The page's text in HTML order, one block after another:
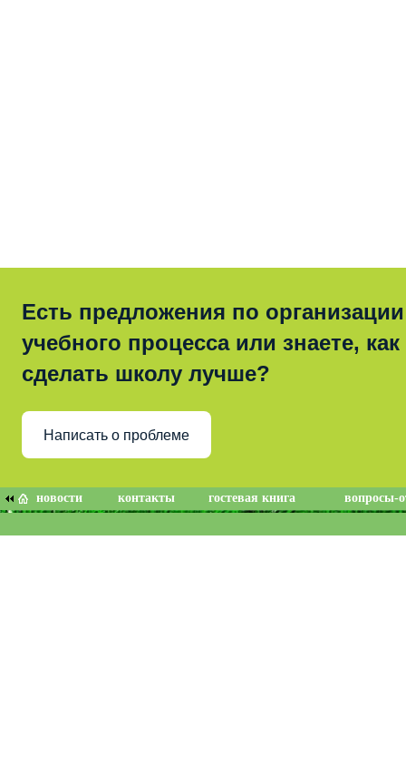
Есть предложения по организации
учебного процесса или знаете, как
сделать школу лучше?
Написать о проблеме
новости контакты гостевая книга вопросы-